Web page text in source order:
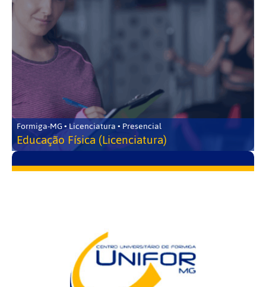
Formiga-MG • Licenciatura • Presencial
Educação Física (Licenciatura)